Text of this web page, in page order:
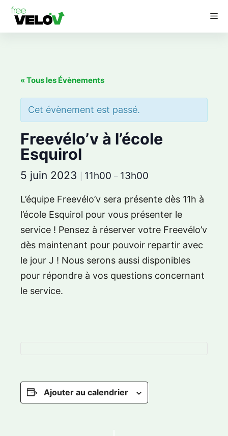
Aller
« Tous les Évènements
Cet évènement est passé.
Freevélo’v à l’école
Esquirol
5 juin 2023 11h00 – 13h00
L’équipe Freevélo’v sera présente dès 11h à
l’école Esquirol pour vous présenter le
service ! Pensez à réserver votre Freevélo’v
dès maintenant pour pouvoir repartir avec
le jour J ! Nous serons aussi disponibles
pour répondre à vos questions concernant
le service.
Ajouter au calendrier